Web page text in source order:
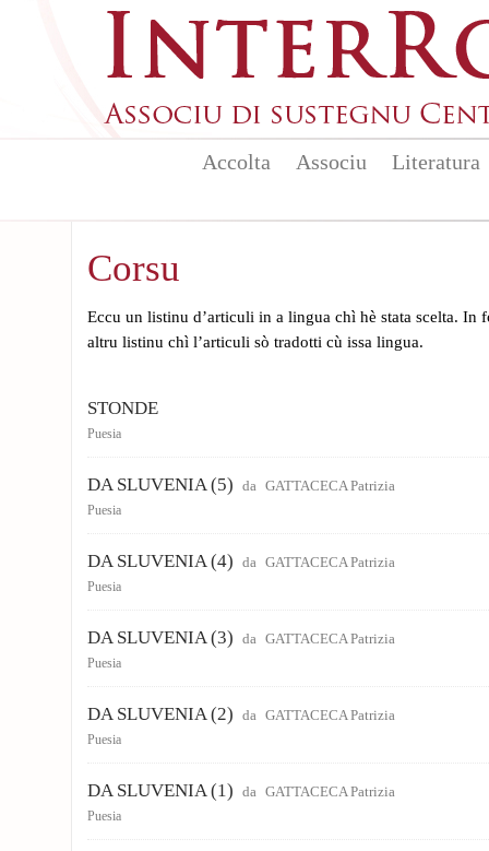
Accolta Associu Literatura
Corsu
Eccu un listinu d’articuli in a lingua chì hè stata scelta. In
altru listinu chì l’articuli sò tradotti cù issa lingua.
STONDE
Puesia
DA SLUVENIA (5) da GATTACECA Patrizia
Puesia
DA SLUVENIA (4) da GATTACECA Patrizia
Puesia
DA SLUVENIA (3) da GATTACECA Patrizia
Puesia
DA SLUVENIA (2) da GATTACECA Patrizia
Puesia
DA SLUVENIA (1) da GATTACECA Patrizia
Puesia